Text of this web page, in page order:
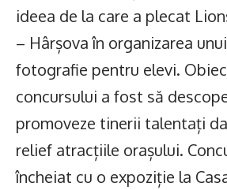
ideea de la care a plecat
– Hârșova în organizarea
fotografie pentru elevi.
concursului a fost să
promoveze tinerii talentați
relief atracțiile orașului.
încheiat cu o expoziție la